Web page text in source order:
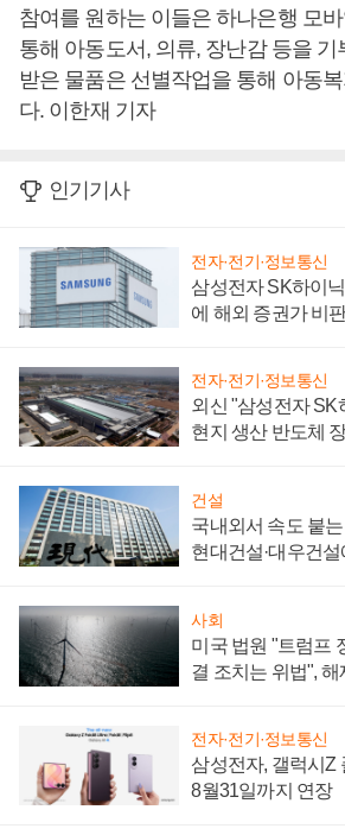
참여를 원하는 이들은 하나은행 모바
통해 아동도서, 의류, 장난감 등을
받은 물품은 선별작업을 통해 아동
다. 이한재 기자
인기기사
전자·전기·정보통신
삼성전자 SK하이
에 해외 증권가 비
전자·전기·정보통신
외신 "삼성전자 SK
현지 생산 반도체
건설
국내외서 속도 붙
현대건설·대우건
사회
미국 법원 "트럼프
결 조치는 위법", 해
전자·전기·정보통신
삼성전자, 갤럭시Z
8월31일까지 연장